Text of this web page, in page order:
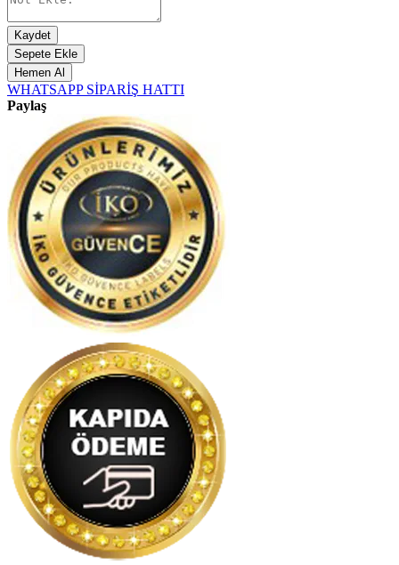
Kaydet
Sepete Ekle
Hemen Al
WHATSAPP SİPARİŞ HATTI
Paylaş